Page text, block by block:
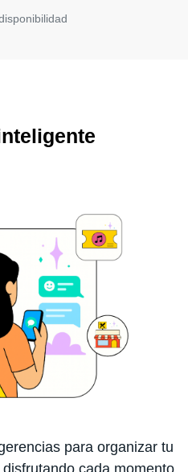
para organizar tu
cada momento